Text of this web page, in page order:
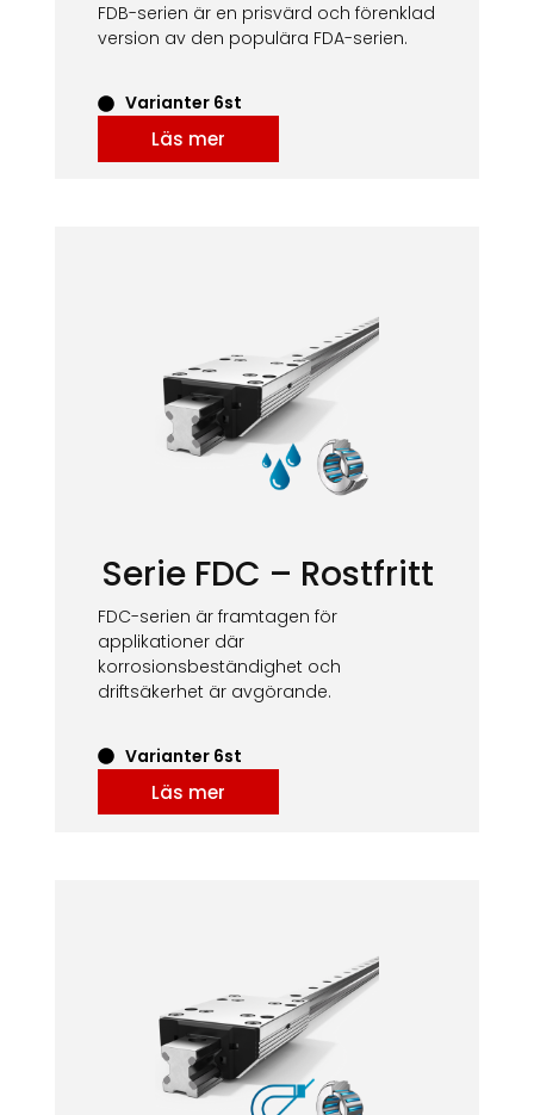
FDB-serien är en prisvärd och förenklad
version av den populära FDA-serien.
Läs mer
Varianter 6st
Serie FDC – Rostfritt
FDC-serien är framtagen för
applikationer där
korrosionsbeständighet och
driftsäkerhet är avgörande.
Läs mer
Varianter 6st